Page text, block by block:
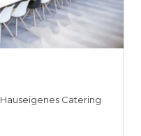
Hauseigenes Catering